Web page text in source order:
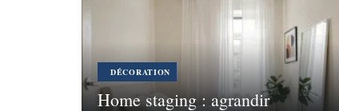
DÉCORATION
Home staging : agrandir